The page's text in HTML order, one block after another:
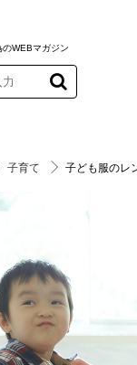
WEBマガジン
子育て 子ども服のレ